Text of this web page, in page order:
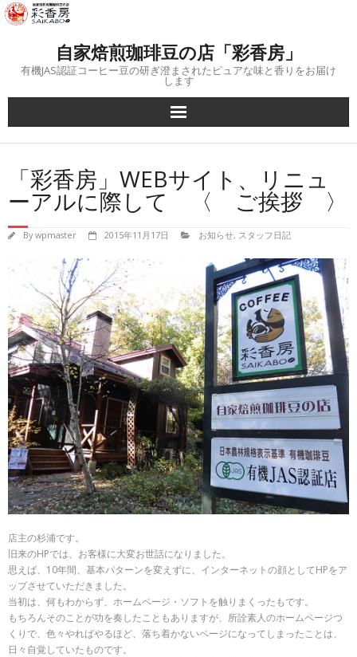
Skip
to
自家焙煎珈琲豆の店「彩香房」
有機JAS認証コーヒー豆の研ぎ澄まされたピュアな味と香りをお届け
します
「彩香房」WEBサイト、リニュ
ーアルに際して 〈 ご挨拶 〉
Bywpmaster 2015年11月17日 お知らせ, スタッフ日記
店主の杉浦です。
旧来のHPでは、お客様に大変お世話になりました。
思えば、10年間、基本パターンを変えずに、インターネットの顔としてHPをア
ップさせていただきました。
当初は、何もわからず、ホームページ・ソフトを触りまくったもです。
もちろんそのことが功を奏したこともありますが、所詮素人のホームページつ
くりで、色々やればやるほど、落ち着かないページになってしまったことは、
日々自覚していたものです。